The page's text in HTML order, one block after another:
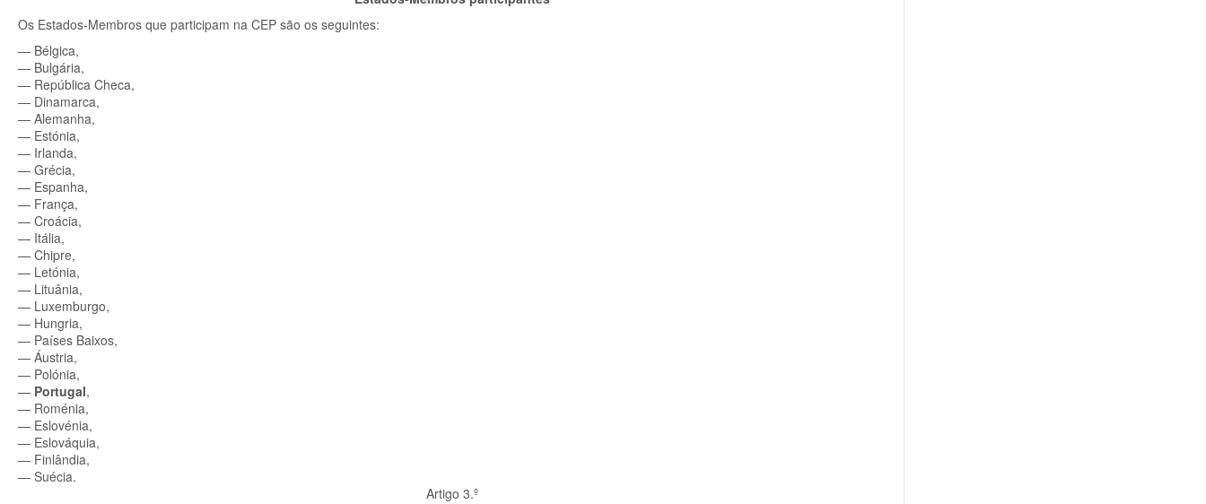
Os Estados-Membros que participam na CEP são os seguintes:
— Bélgica,
— Bulgária,
— República Checa,
— Dinamarca,
— Alemanha,
— Estónia,
— Irlanda,
— Grécia,
— Espanha,
— França,
— Croácia,
— Itália,
— Chipre,
— Letónia,
— Lituânia,
— Luxemburgo,
— Hungria,
— Países Baixos,
— Áustria,
— Polónia,
— Portugal,
— Roménia,
— Eslovénia,
— Eslováquia,
— Finlândia,
— Suécia.
Artigo 3.º